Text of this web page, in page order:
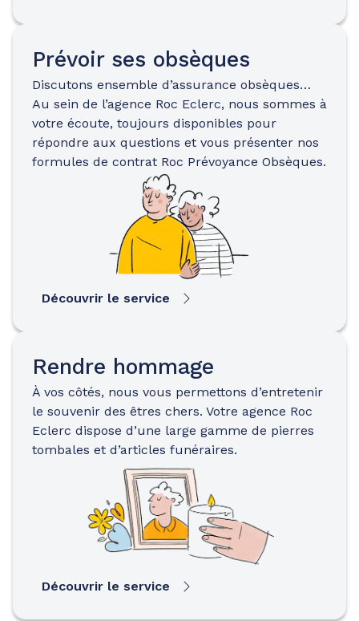
Prévoir ses obsèques
Discutons ensemble d’assurance obsèques…
Au sein de l’agence Roc Eclerc, nous sommes à
votre écoute, toujours disponibles pour
répondre aux questions et vous présenter nos
formules de contrat Roc Prévoyance Obsèques.
Découvrir le service
Rendre hommage
À vos côtés, nous vous permettons d’entretenir
le souvenir des êtres chers. Votre agence Roc
Eclerc dispose d’une large gamme de pierres
tombales et d’articles funéraires.
Découvrir le service